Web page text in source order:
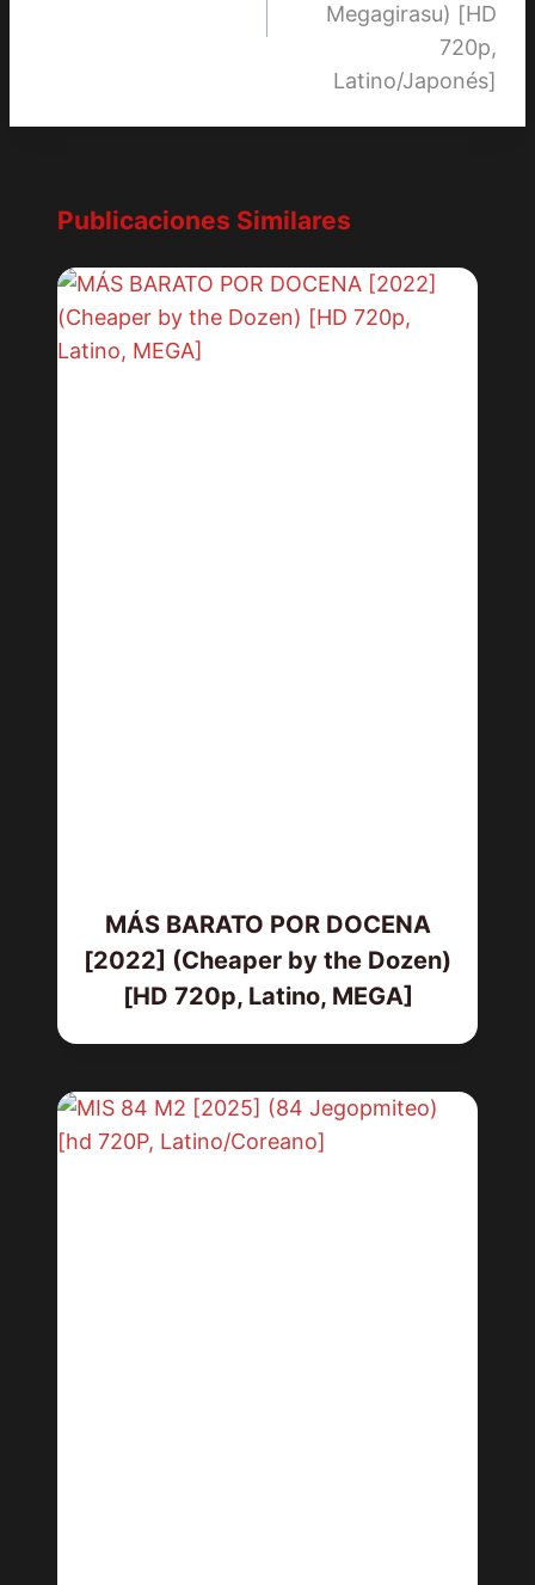
Megagirasu) [HD
720p,
Latino/Japonés]
Publicaciones Similares
MÁS BARATO POR DOCENA
[2022] (Cheaper by the Dozen)
[HD 720p, Latino, MEGA]